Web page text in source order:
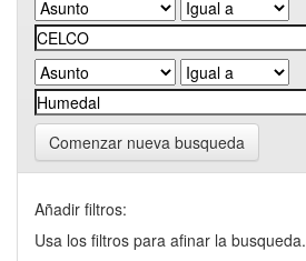
Comenzar nueva busqueda
Añadir filtros:
Usa los filtros para afinar la busqueda.